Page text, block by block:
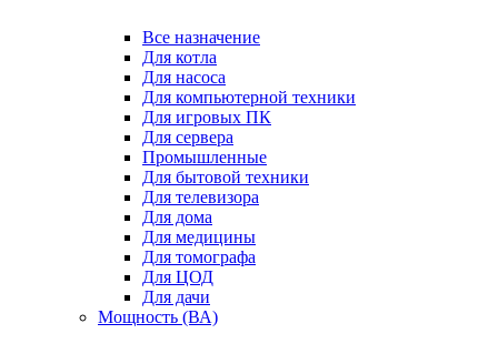
Все назначение
Для котла
Для насоса
Для компьютерной техники
Для игровых ПК
Для сервера
Промышленные
Для бытовой техники
Для телевизора
Для дома
Для медицины
Для томографа
Для ЦОД
Для дачи
Мощность (ВА)